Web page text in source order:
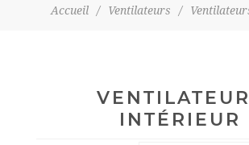
Accueil / Ventilateurs /
INTÉRIEUR